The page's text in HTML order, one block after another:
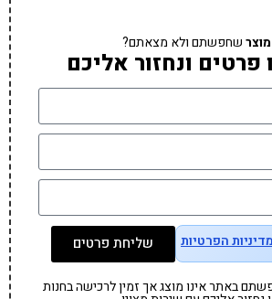
מוצרשחפשתם ולא מצאתם?
ונחזור אליכם
מדיניות הפרטיות שליחת פרטים
באתר אינו מוצג אך זמין לרכישה בחנות